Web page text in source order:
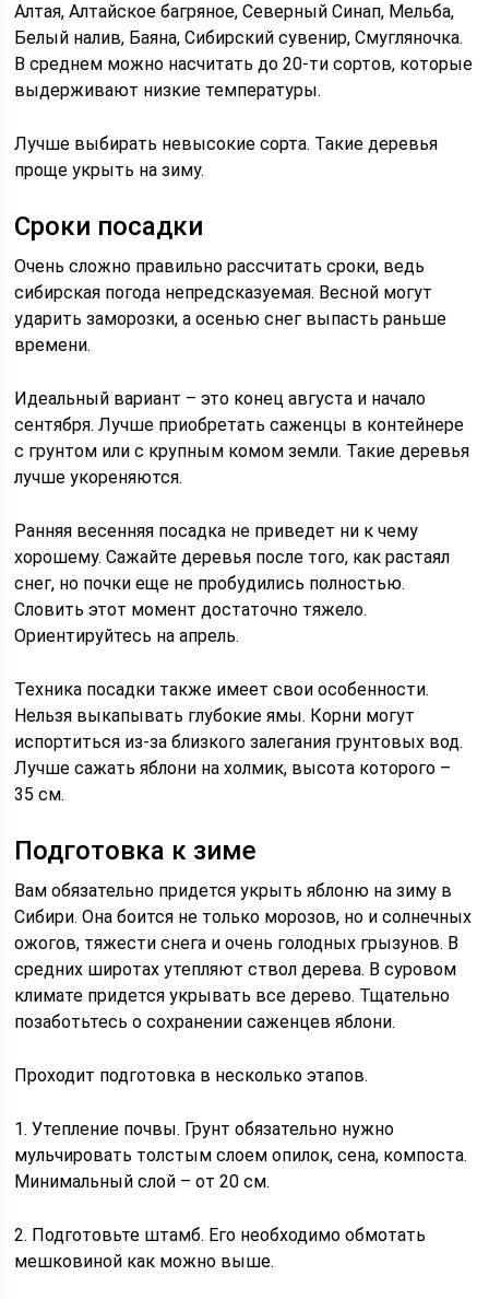
Алтая, Алтайское багряное, Северный Синап, Мельба,
Белый налив, Баяна, Сибирский сувенир, Смугляночка.
В среднем можно насчитать до 20-ти сортов, которые
выдерживают низкие температуры.
Лучше выбирать невысокие сорта. Такие деревья
проще укрыть на зиму.
Сроки посадки
Очень сложно правильно рассчитать сроки, ведь
сибирская погода непредсказуемая. Весной могут
ударить заморозки, а осенью снег выпасть раньше
времени.
Идеальный вариант – это конец августа и начало
сентября. Лучше приобретать саженцы в контейнере
с грунтом или с крупным комом земли. Такие деревья
лучше укореняются.
Ранняя весенняя посадка не приведет ни к чему
хорошему. Сажайте деревья после того, как растаял
снег, но почки еще не пробудились полностью.
Словить этот момент достаточно тяжело.
Ориентируйтесь на апрель.
Техника посадки также имеет свои особенности.
Нельзя выкапывать глубокие ямы. Корни могут
испортиться из-за близкого залегания грунтовых вод.
Лучше сажать яблони на холмик, высота которого –
35 см.
Подготовка к зиме
Вам обязательно придется укрыть яблоню на зиму в
Сибири. Она боится не только морозов, но и солнечных
ожогов, тяжести снега и очень голодных грызунов. В
средних широтах утепляют ствол дерева. В суровом
климате придется укрывать все дерево. Тщательно
позаботьтесь о сохранении саженцев яблони.
Проходит подготовка в несколько этапов.
1. Утепление почвы. Грунт обязательно нужно
мульчировать толстым слоем опилок, сена, компоста.
Минимальный слой – от 20 см.
2. Подготовьте штамб. Его необходимо обмотать
мешковиной как можно выше.